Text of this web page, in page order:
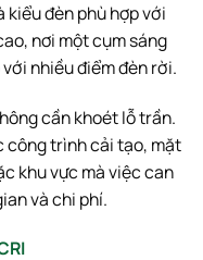
kiểu đèn phù hợp với
nơi một cụm sáng
nhiều điểm đèn rời.
cần khoét lỗ trần.
công trình cải tạo, mặt
khu vực mà việc can
và chi phí.